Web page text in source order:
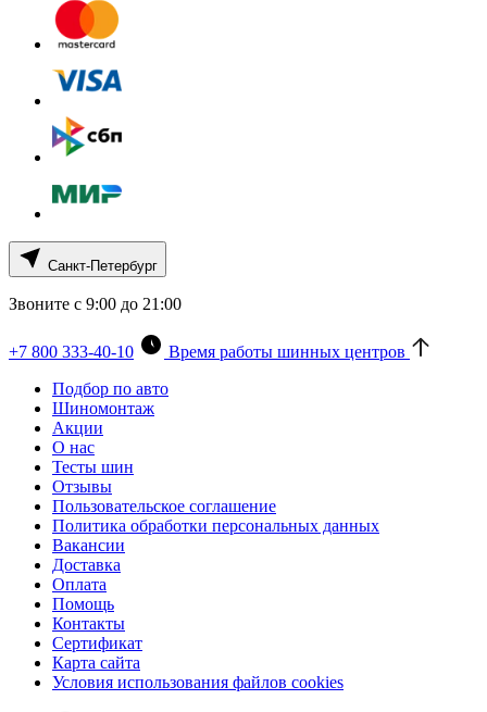
Санкт-Петербург
Звоните с 9:00 до 21:00
+7 800 333-40-10
Время работы шинных центров
Подбор по авто
Шиномонтаж
Акции
О нас
Тесты шин
Отзывы
Пользовательское соглашение
Политика обработки персональных данных
Вакансии
Доставка
Оплата
Помощь
Контакты
Сертификат
Карта сайта
Условия использования файлов cookies